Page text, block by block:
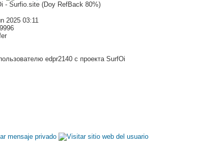
- Surfio.site (Doy RefBack 80%)
2025 03:11
edpr2140 с проекта SurfOi